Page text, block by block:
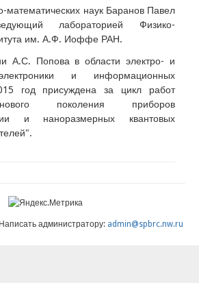
математических наук Баранов Павел
лабораторией Физико-
им. А.Ф. Иоффе РАН.
А.С. Попова в области электро- и
и информационных
год присуждена за цикл работ
поколения приборов
и наноразмерных квантовых
Написать администратору: admin@spbrc.nw.ru